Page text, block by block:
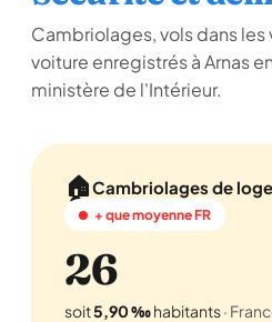
Cambriolages, vols dans
voiture enregistrés à Arnas
ministère de l'Intérieur.
🏠Cambriolages de
+ que moyenne FR
26
soit5,90 ‰habitants·